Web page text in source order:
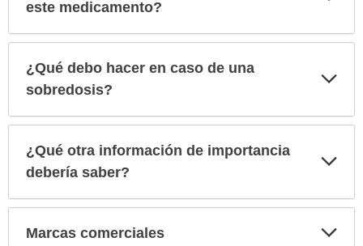
este medicamento?
¿Qué debo hacer en caso de una
sobredosis?
¿Qué otra información de importancia
debería saber?
Marcas comerciales